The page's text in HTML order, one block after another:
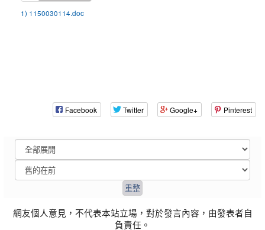
1) 1150030114.doc
Facebook Twitter Google+ Pinterest
網友個人意見，不代表本站立場，對於發言內容，由發表者自
負責任。